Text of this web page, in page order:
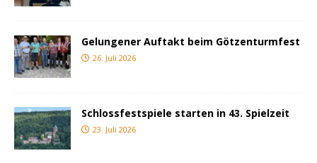
Gelungener Auftakt beim Götzenturmfest
26. Juli 2026
Schlossfestspiele starten in 43. Spielzeit
23. Juli 2026